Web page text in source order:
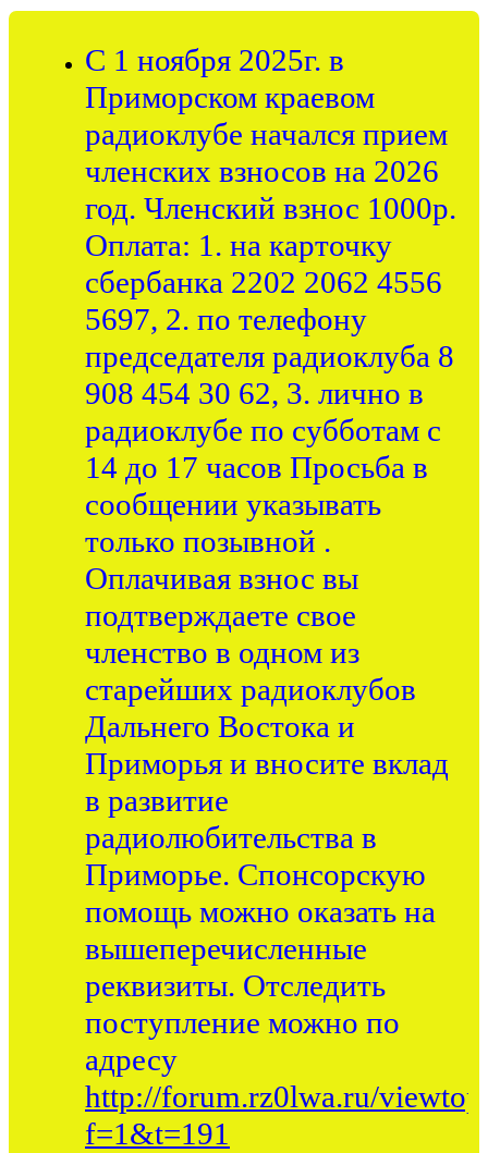
С 1 ноября 2025г. в
Приморском краевом
радиоклубе начался прием
членских взносов на 2026
год. Членский взнос 1000р.
Оплата: 1. на карточку
сбербанка 2202 2062 4556
5697, 2. по телефону
председателя радиоклуба 8
908 454 30 62, 3. лично в
радиоклубе по субботам с
14 до 17 часов Просьба в
сообщении указывать
только позывной .
Оплачивая взнос вы
подтверждаете свое
членство в одном из
старейших радиоклубов
Дальнего Востока и
Приморья и вносите вклад
в развитие
радиолюбительства в
Приморье. Спонсорскую
помощь можно оказать на
вышеперечисленные
реквизиты. Отследить
поступление можно по
адресу
http://forum.rz0lwa.ru/
f=1&t=191